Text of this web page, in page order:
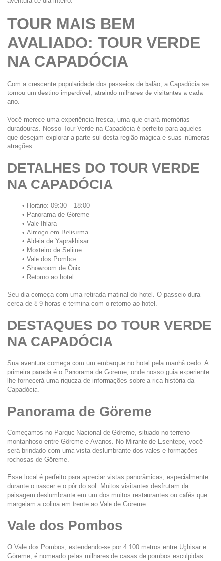
TOUR MAIS BEM
AVALIADO: TOUR VERDE
NA CAPADÓCIA
Com a crescente popularidade dos passeios de balão, a Capadócia se
tornou um destino imperdível, atraindo milhares de visitantes a cada
ano.
Você merece uma experiência fresca, uma que criará memórias
duradouras. Nosso Tour Verde na Capadócia é perfeito para aqueles
que desejam explorar a parte sul desta região mágica e suas inúmeras
atrações.
DETALHES DO TOUR VERDE
NA CAPADÓCIA
Horário: 09:30 – 18:00
Panorama de Göreme
Vale Ihlara
Almoço em Belisırma
Aldeia de Yaprakhisar
Mosteiro de Selime
Vale dos Pombos
Showroom de Ônix
Retorno ao hotel
Seu dia começa com uma retirada matinal do hotel. O passeio dura
cerca de 8-9 horas e termina com o retorno ao hotel.
DESTAQUES DO TOUR VERDE
NA CAPADÓCIA
Sua aventura começa com um embarque no hotel pela manhã cedo. A
primeira parada é o Panorama de Göreme, onde nosso guia experiente
lhe fornecerá uma riqueza de informações sobre a rica história da
Capadócia.
Panorama de Göreme
Começamos no Parque Nacional de Göreme, situado no terreno
montanhoso entre Göreme e Avanos. No Mirante de Esentepe, você
será brindado com uma vista deslumbrante dos vales e formações
rochosas de Göreme.
Esse local é perfeito para apreciar vistas panorâmicas, especialmente
durante o nascer e o pôr do sol. Muitos visitantes desfrutam da
paisagem deslumbrante em um dos muitos restaurantes ou cafés que
margeiam a colina em frente ao Vale de Göreme.
Vale dos Pombos
O Vale dos Pombos, estendendo-se por 4.100 metros entre Uçhisar e
Göreme, é nomeado pelas milhares de casas de pombos esculpidas